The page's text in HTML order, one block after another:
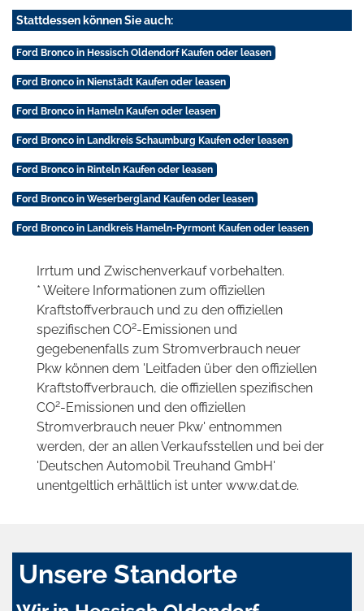
Stattdessen können Sie auch:
Ford Bronco in Hessisch Oldendorf Kaufen oder leasen
Ford Bronco in Nienstädt Kaufen oder leasen
Ford Bronco in Hameln Kaufen oder leasen
Ford Bronco in Landkreis Schaumburg Kaufen oder leasen
Ford Bronco in Rinteln Kaufen oder leasen
Ford Bronco in Weserbergland Kaufen oder leasen
Ford Bronco in Landkreis Hameln-Pyrmont Kaufen oder leasen
Irrtum und Zwischenverkauf vorbehalten.
* Weitere Informationen zum offiziellen
Kraftstoffverbrauch und zu den offiziellen
spezifischen CO2-Emissionen und
gegebenenfalls zum Stromverbrauch neuer
Pkw können dem 'Leitfaden über den offiziellen
Kraftstoffverbrauch, die offiziellen spezifischen
CO2-Emissionen und den offiziellen
Stromverbrauch neuer Pkw' entnommen
werden, der an allen Verkaufsstellen und bei der
'Deutschen Automobil Treuhand GmbH'
unentgeltlich erhältlich ist unter www.dat.de.
Unsere Standorte